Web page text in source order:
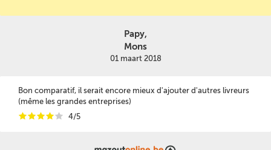
Papy,
Mons
01 maart 2018
Bon comparatif, il serait encore mieux d'ajouter d'autres livreurs
(même les grandes entreprises)
iiiii 4/5